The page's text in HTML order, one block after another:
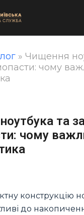
» Чищення
чому
та
чому
конструкцію
до